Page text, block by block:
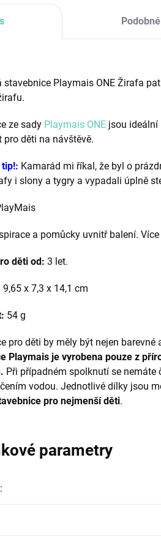
stavebnice Playmais ONE Žirafa
ze sady Playmais ONE jsou ideální
pro děti na návštěvě.
Kamarád mi říkal, že byl o
i slony a tygry a vypadali úplně
a pomůcky uvnitř balení.
děti od: 3 let.
9,65 x 7,3 x 14,1 cm
54 g
pro děti by měly být nejen barevné
Playmais je vyrobena pouze z
Při případném spolknutí se
vodou. Jednotlivé dílky jsou
pro nejmenší děti.
parametry
: